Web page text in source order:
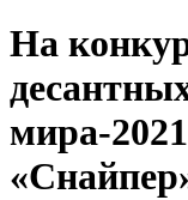
На
мира-